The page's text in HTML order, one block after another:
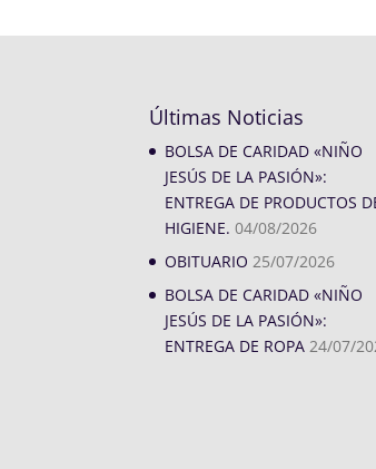
Últimas Noticias
BOLSA DE CARIDAD «NIÑO
JESÚS DE LA PASIÓN»:
ENTREGA DE PRODUCTOS
HIGIENE. 04/08/2026
OBITUARIO 25/07/2026
BOLSA DE CARIDAD «NIÑO
JESÚS DE LA PASIÓN»:
ENTREGA DE ROPA 24/07/